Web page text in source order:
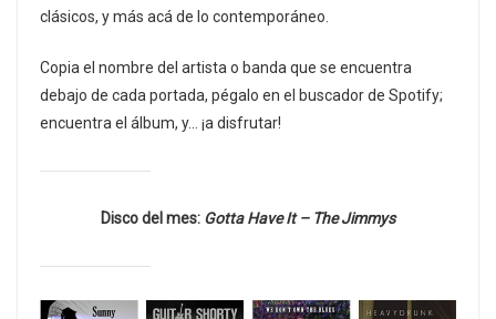
clásicos, y más acá de lo contemporáneo.
Copia el nombre del artista o banda que se encuentra
debajo de cada portada, pégalo en el buscador de Spotify;
encuentra el álbum, y… ¡a disfrutar!
Disco del mes: Gotta Have It – The Jimmys